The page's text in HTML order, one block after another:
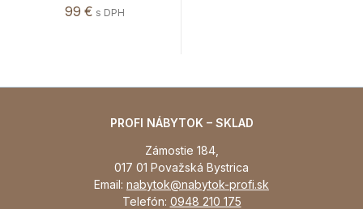
99 € s DPH
PROFI NÁBYTOK – SKLAD
Zámostie 184,
017 01 Považská Bystrica
Email: nabytok@nabytok-profi.sk
Telefón: 0948 210 175